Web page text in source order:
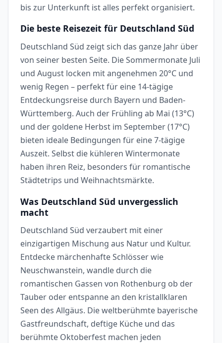
bis zur Unterkunft ist alles perfekt organisiert.
Die beste Reisezeit für Deutschland Süd
Deutschland Süd zeigt sich das ganze Jahr über
von seiner besten Seite. Die Sommermonate Juli
und August locken mit angenehmen 20°C und
wenig Regen – perfekt für eine 14-tägige
Entdeckungsreise durch Bayern und Baden-
Württemberg. Auch der Frühling ab Mai (13°C)
und der goldene Herbst im September (17°C)
bieten ideale Bedingungen für eine 7-tägige
Auszeit. Selbst die kühleren Wintermonate
haben ihren Reiz, besonders für romantische
Städtetrips und Weihnachtsmärkte.
Was Deutschland Süd unvergesslich
macht
Deutschland Süd verzaubert mit einer
einzigartigen Mischung aus Natur und Kultur.
Entdecke märchenhafte Schlösser wie
Neuschwanstein, wandle durch die
romantischen Gassen von Rothenburg ob der
Tauber oder entspanne an den kristallklaren
Seen des Allgäus. Die weltberühmte bayerische
Gastfreundschaft, deftige Küche und das
berühmte Oktoberfest machen jeden